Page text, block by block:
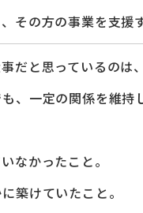
その方の事業を支援
だと思っているのは
、一定の関係を維持
なかったこと。
築けていたこと。